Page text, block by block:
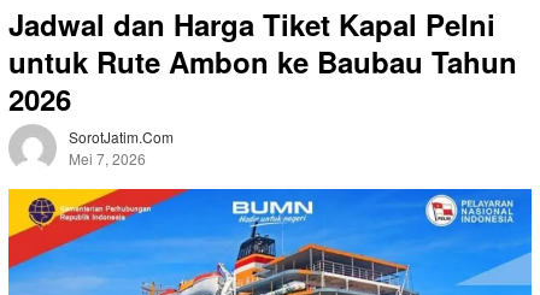
l
e
Jadwal dan Harga Tiket Kapal Pelni
untuk Rute Ambon ke Baubau Tahun
2026
SorotJatim.com
Mei 7, 2026